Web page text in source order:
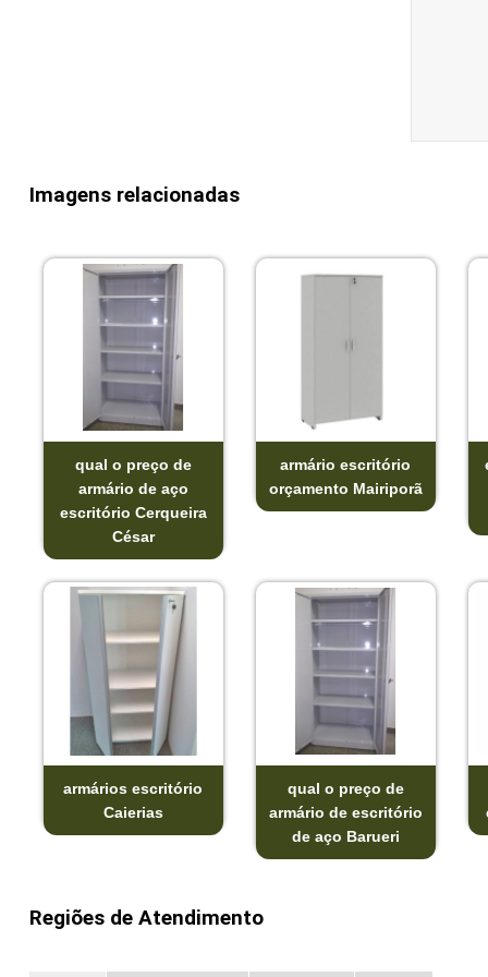
Imagens relacionadas
qual o preço de
armário de aço
escritório Cerqueira
César
armário escritório
orçamento Mairiporã
armários escritório
Caierias
qual o preço de
armário de escritório
de aço Barueri
Regiões de Atendimento